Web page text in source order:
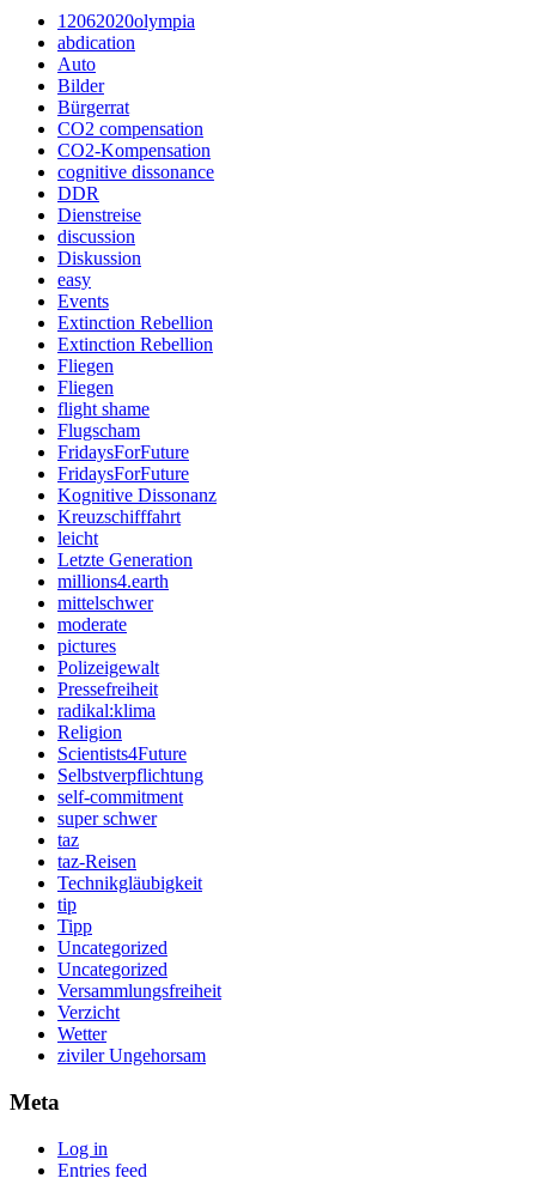
12062020olympia
abdication
Auto
Bilder
Bürgerrat
CO2 compensation
CO2-Kompensation
cognitive dissonance
DDR
Dienstreise
discussion
Diskussion
easy
Events
Extinction Rebellion
Extinction Rebellion
Fliegen
Fliegen
flight shame
Flugscham
FridaysForFuture
FridaysForFuture
Kognitive Dissonanz
Kreuzschifffahrt
leicht
Letzte Generation
millions4.earth
mittelschwer
moderate
pictures
Polizeigewalt
Pressefreiheit
radikal:klima
Religion
Scientists4Future
Selbstverpflichtung
self-commitment
super schwer
taz
taz-Reisen
Technikgläubigkeit
tip
Tipp
Uncategorized
Uncategorized
Versammlungsfreiheit
Verzicht
Wetter
ziviler Ungehorsam
Meta
Log in
Entries feed